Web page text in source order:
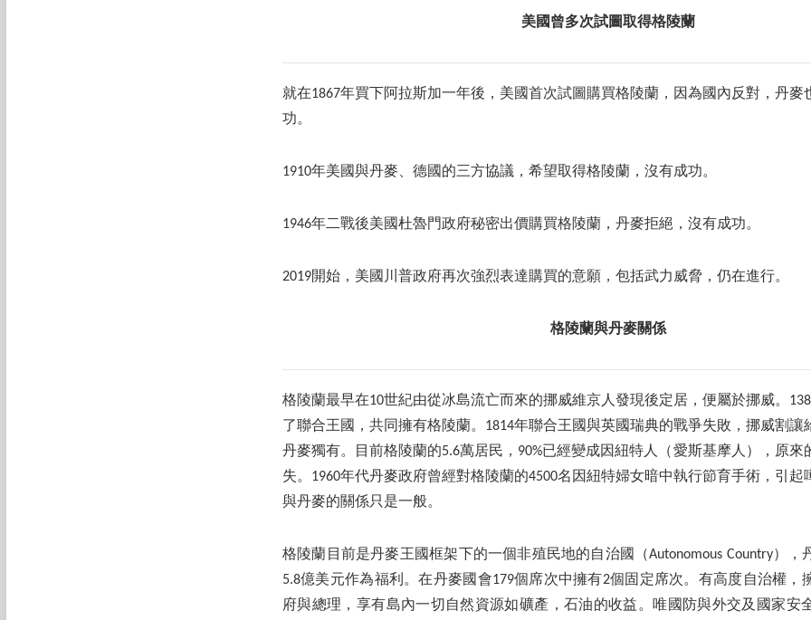
美國曾多次試圖取得格陵蘭
就在1867年買下阿拉斯加一年後，美國首次試圖購買格陵蘭，因為國內反對，丹麥
功。
1910年美國與丹麥、德國的三方協議，希望取得格陵蘭，沒有成功。
1946年二戰後美國杜魯門政府秘密出價購買格陵蘭，丹麥拒絕，沒有成功。
2019開始，美國川普政府再次強烈表達購買的意願，包括武力威脅，仍在進行。
格陵蘭與丹麥關係
格陵蘭最早在10世紀由從冰島流亡而來的挪威維京人發現後定居，便屬於挪威。
了聯合王國，共同擁有格陵蘭。1814年聯合王國與英國瑞典的戰爭失敗，挪威割讓
丹麥獨有。目前格陵蘭的5.6萬居民，90%已經變成因紐特人（愛斯基摩人），原來
失。1960年代丹麥政府曾經對格陵蘭的4500名因紐特婦女暗中執行節育手術，引起
與丹麥的關係只是一般。
格陵蘭目前是丹麥王國框架下的一個非殖民地的自治國（Autonomous Country），
5.8億美元作為福利。在丹麥國會179個席次中擁有2個固定席次。有高度自治權，
府與總理，享有島內一切自然資源如礦產，石油的收益。唯國防與外交及國家安